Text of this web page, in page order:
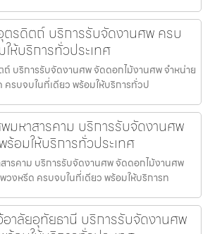
ตรดิตถ์ บริการรับจัดงานศพ ครบ
ห้บริการทั่วประเทศ
บริการรับจัดงานศพ จัดดอกไม้งานศพ จำหน่าย
ครบจบในที่เดียว พร้อมให้บริการทั่วป
มหาสารคาม บริการรับจัดงานศพ
อมให้บริการทั่วประเทศ
รคาม บริการรับจัดงานศพ จัดดอกไม้งานศพ
วงหรีด ครบจบในที่เดียว พร้อมให้บริการท
าลัยอุทัยธานี บริการรับจัดงานศพ